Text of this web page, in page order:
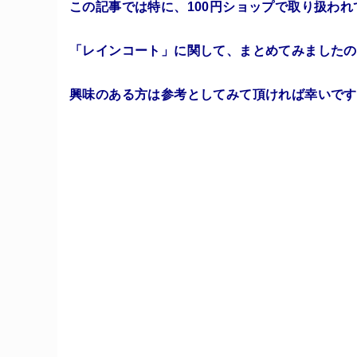
この記事では特に、100円ショップで取り扱われ
「レインコート」に関して、まとめてみましたの
興味のある方は参考としてみて頂ければ幸いです